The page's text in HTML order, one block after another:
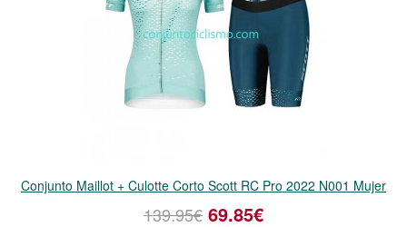
Conjunto Maillot + Culotte Corto Scott RC Pro 2022 N001 Mujer
139.95€ 69.85€